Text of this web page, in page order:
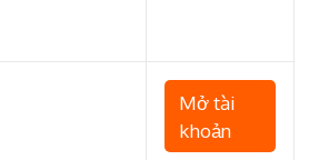
Mở tài
khoản